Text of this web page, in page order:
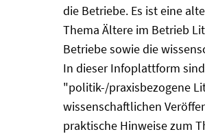
die Betriebe. Es ist eine
Thema Ältere im Betrieb
Betriebe sowie die
In dieser Infoplattform
"politik-/praxisbezogene
wissenschaftlichen
praktische Hinweise zum